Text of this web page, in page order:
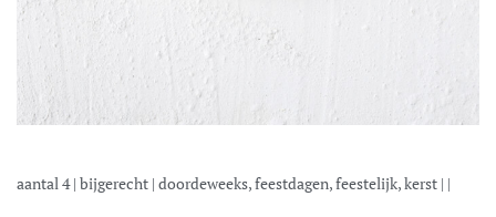
aantal 4| bijgerecht | doordeweeks, feestdagen, feestelijk, kerst | |